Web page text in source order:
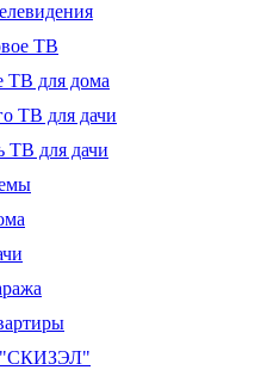
ТВ
ТВ для дома
ТВ для дачи
ТВ для дачи
"СКИЗЭЛ"